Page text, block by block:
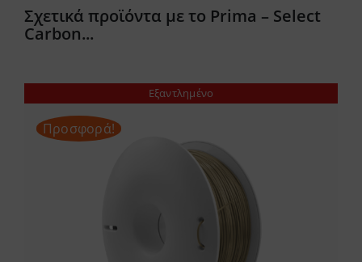
Σχετικά προϊόντα με το Prima – Select
Carbon...
Εξαντλημένο
Προσφορά!